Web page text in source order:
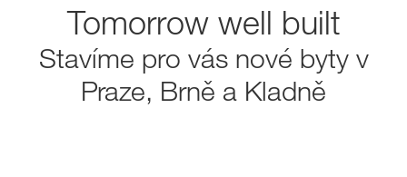
Tomorrow well built
Stavíme pro vás nové byty v
Praze, Brně a Kladně